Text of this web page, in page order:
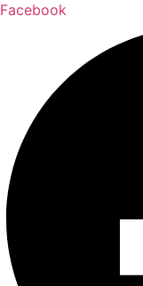
Facebook